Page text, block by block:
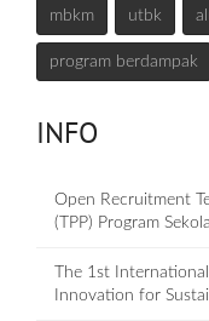
mbkm utbk
program berdampak
INFO
Open Recruitment
(TPP) Program
The 1st
Innovation for